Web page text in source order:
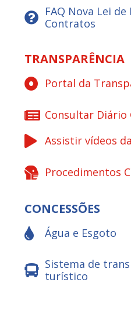
FAQ Nova Lei
Contratos
TRANSPARÊNCIA
Portal da
Consultar Diário
Assistir vídeos
Procedimentos
CONCESSÕES
Água e Esgoto
Sistema de
turístico